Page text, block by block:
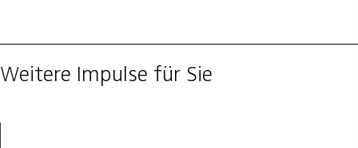
Weitere Impulse für Sie